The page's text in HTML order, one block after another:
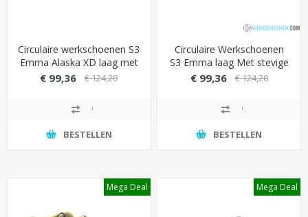
Circulaire werkschoenen S3
Emma Alaska XD laag met
stevige PU/PU loopzool
€ 99,36 € 124,20
BESTELLEN
Circulaire Werkschoenen
S3 Emma laag Met stevige
loopzool (Gripforce
€ 99,36 € 124,20
BESTELLEN
Mega Deal Mega Deal